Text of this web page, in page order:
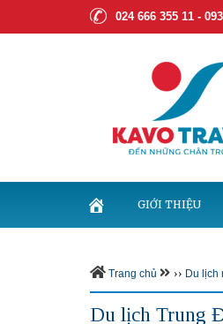
024 666 355 11 -
GIỚI THIỆU
Trang chủ ›› Du lịch
Du lịch Trung